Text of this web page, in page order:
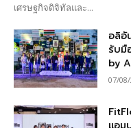
เศรษฐกิจดิจิทัลและ...
อลิอั
รับมื
by
07/